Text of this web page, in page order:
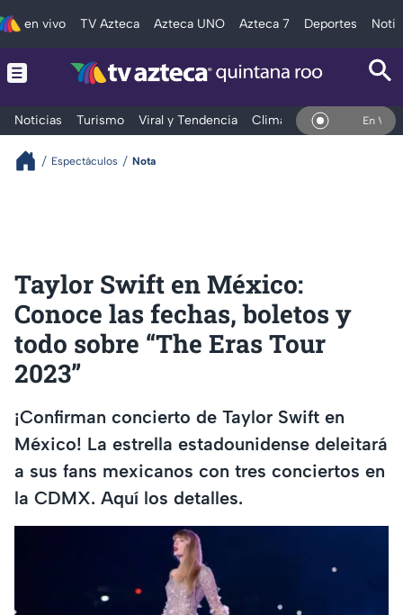
en vivo TV Azteca Azteca UNO Azteca 7 Deportes
Noticias Turismo Viral y Tendencia Clima Tráfico En Vivo
Espectáculos Nota
Taylor Swift en México:
Conoce las fechas, boletos y
todo sobre “The Eras Tour
2023”
¡Confirman concierto de Taylor Swift en
México! La estrella estadounidense deleitará
a sus fans mexicanos con tres conciertos en
la CDMX. Aquí los detalles.